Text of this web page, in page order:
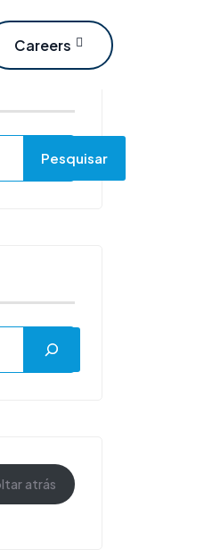
Careers
Pesquisar
atrás